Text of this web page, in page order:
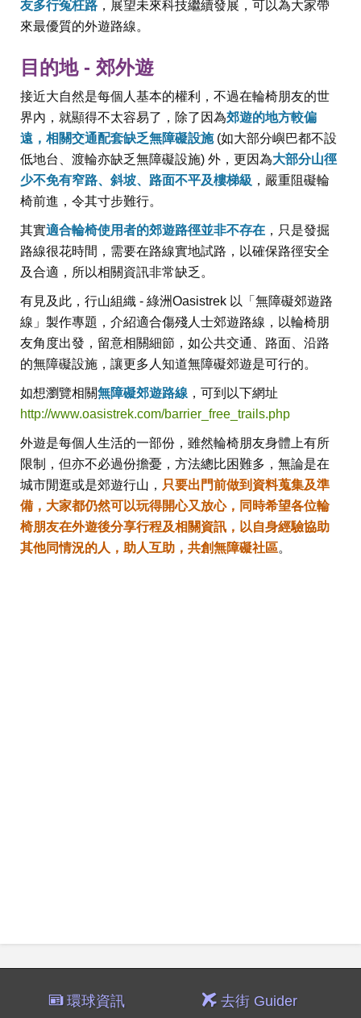
友多行冤枉路 ，展望未來科技繼續發展，可以為大家帶
來最優質的外遊路線。
目的地 - 郊外遊
接近大自然是每個人基本的權利，不過在輪椅朋友的世
界內，就顯得不太容易了，除了因為郊遊的地方較偏
遠，相關交通配套缺乏無障礙設施(如大部分嶼巴都不設
低地台、渡輪亦缺乏無障礙設施) 外，更因為大部分山徑
少不免有窄路、斜坡、路面不平及樓梯級 ，嚴重阻礙輪
椅前進，令其寸步難行。
其實適合輪椅使用者的郊遊路徑並非不存在 ，只是發掘
路線很花時間，需要在路線實地試路，以確保路徑安全
及合適，所以相關資訊非常缺乏。
有見及此，行山組織 - 綠洲Oasistrek 以「無障礙郊遊路
線」製作專題，介紹適合傷殘人士郊遊路線，以輪椅朋
友角度出發，留意相關細節，如公共交通、路面、沿路
的無障礙設施，讓更多人知道無障礙郊遊是可行的。
如想瀏覽相關無障礙郊遊路線 ，可到以下網址
http://www.oasistrek.com/barrier_free_trails.php
外遊是每個人生活的一部份，雖然輪椅朋友身體上有所
限制，但亦不必過份擔憂，方法總比困難多，無論是在
城市閒逛或是郊遊行山， 只要出門前做到資料蒐集及準
備，大家都仍然可以玩得開心又放心，同時希望各位輪
椅朋友在外遊後分享行程及相關資訊，以自身經驗協助
其他同情況的人，助人互助，共創無障礙社區。
環球資訊 去街 Guider